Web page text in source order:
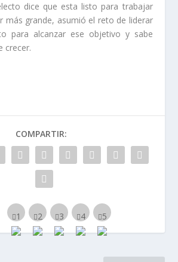
dice que esta listo para trabajar
más grande, asumió el reto de liderar
para alcanzar ese objetivo y sabe
crecer.
COMPARTIR: